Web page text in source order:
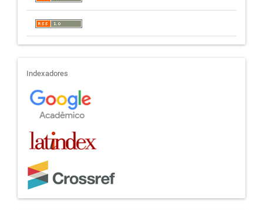
indexadores
Indexadores